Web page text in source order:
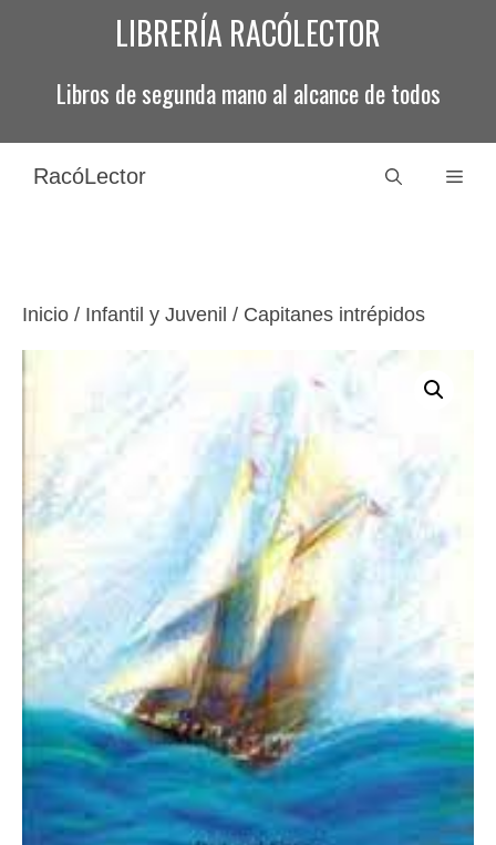
LIBRERÍA RACÓLECTOR
Libros de segunda mano al alcance de todos
RacóLector
Inicio / Infantil y Juvenil / Capitanes intrépidos